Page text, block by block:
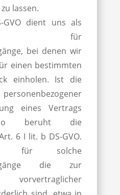
lassen.
dient uns als
für
bei denen wir
einen bestimmten
einholen. Ist die
eines Vertrags
so beruht die
6 I lit. b DS-GVO.
für solche
die zur